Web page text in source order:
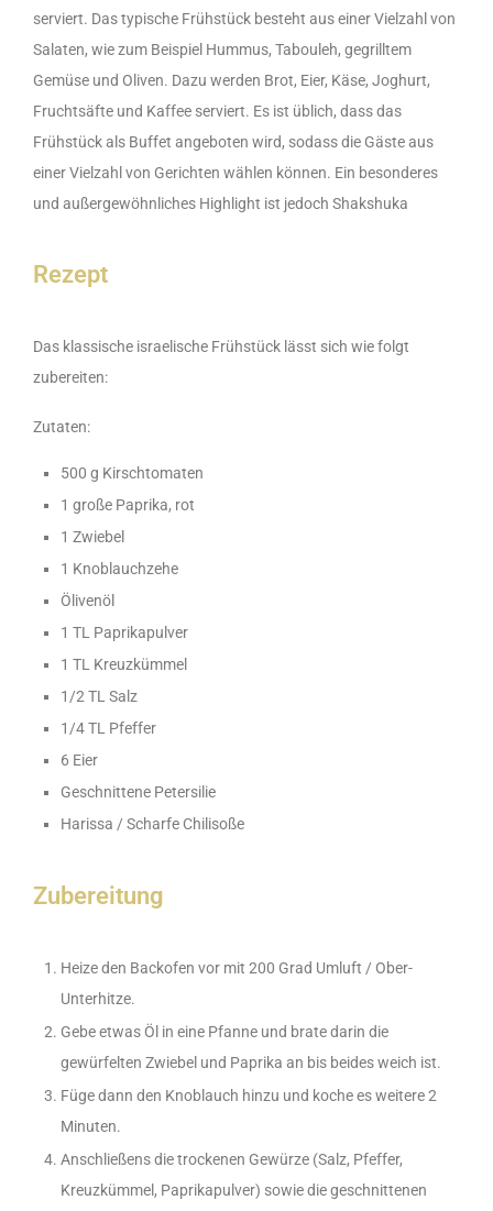
serviert. Das typische Frühstück besteht aus einer Vielzahl von
Salaten, wie zum Beispiel Hummus, Tabouleh, gegrilltem
Gemüse und Oliven. Dazu werden Brot, Eier, Käse, Joghurt,
Fruchtsäfte und Kaffee serviert. Es ist üblich, dass das
Frühstück als Buffet angeboten wird, sodass die Gäste aus
einer Vielzahl von Gerichten wählen können. Ein besonderes
und außergewöhnliches Highlight ist jedoch Shakshuka
Rezept
Das klassische israelische Frühstück lässt sich wie folgt
zubereiten:
Zutaten:
500 g Kirschtomaten
1 große Paprika, rot
1 Zwiebel
1 Knoblauchzehe
Ölivenöl
1 TL Paprikapulver
1 TL Kreuzkümmel
1/2 TL Salz
1/4 TL Pfeffer
6 Eier
Geschnittene Petersilie
Harissa / Scharfe Chilisoße
Zubereitung
Heize den Backofen vor mit 200 Grad Umluft / Ober-
Unterhitze.
Gebe etwas Öl in eine Pfanne und brate darin die
gewürfelten Zwiebel und Paprika an bis beides weich ist.
Füge dann den Knoblauch hinzu und koche es weitere 2
Minuten.
Anschließens die trockenen Gewürze (Salz, Pfeffer,
Kreuzkümmel, Paprikapulver) sowie die geschnittenen